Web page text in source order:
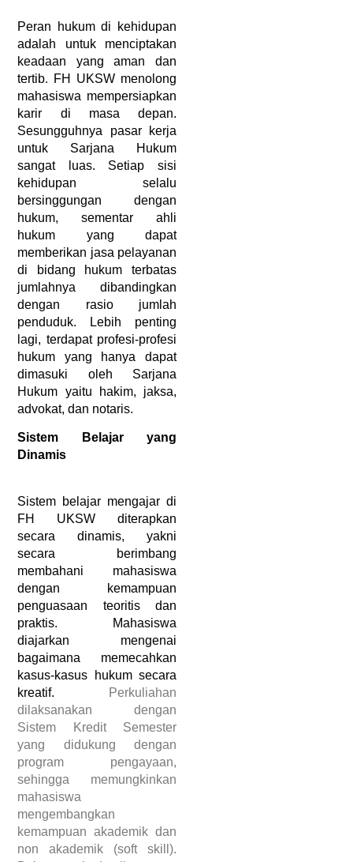
Peran hukum di kehidupan
adalah untuk menciptakan
keadaan yang aman dan
tertib.
FH UKSW menolong
mahasiswa mempersiapkan
karir di masa depan.
Sesungguhnya pasar kerja
untuk Sarjana Hukum
sangat luas. Setiap sisi
kehidupan selalu
bersinggungan dengan
hukum, sementar ahli
hukum yang dapat
memberikan jasa pelayanan
di bidang hukum terbatas
jumlahnya dibandingkan
dengan rasio jumlah
penduduk. Lebih penting
lagi, terdapat profesi-profesi
hukum yang hanya dapat
dimasuki oleh Sarjana
Hukum yaitu hakim, jaksa,
advokat, dan notaris.
Sistem Belajar yang
Dinamis
Sistem belajar mengajar di
FH UKSW diterapkan
secara dinamis, yakni
secara berimbang
membahani mahasiswa
dengan kemampuan
penguasaan teoritis dan
praktis. Mahasiswa
diajarkan mengenai
bagaimana memecahkan
kasus-kasus hukum secara
kreatif.
Perkuliahan
dilaksanakan dengan
Sistem Kredit Semester
yang didukung dengan
program pengayaan,
sehingga memungkinkan
mahasiswa
mengembangkan
kemampuan akademik dan
non akademik (soft skill).